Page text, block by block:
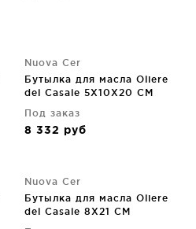
Nuova Cer
Бутылка для масла Oliere
del Casale 5X10X20 CM
Под заказ
8 332 руб
Nuova Cer
Бутылка для масла Oliere
del Casale 8X21 CM